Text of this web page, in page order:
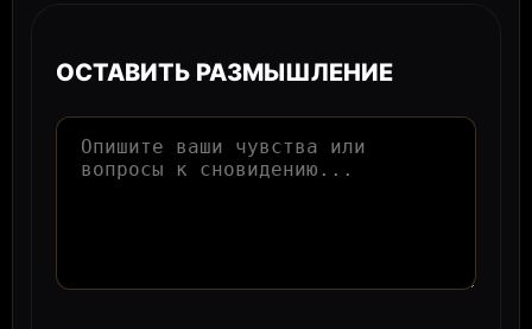
ОСТАВИТЬ РАЗМЫШЛЕНИЕ